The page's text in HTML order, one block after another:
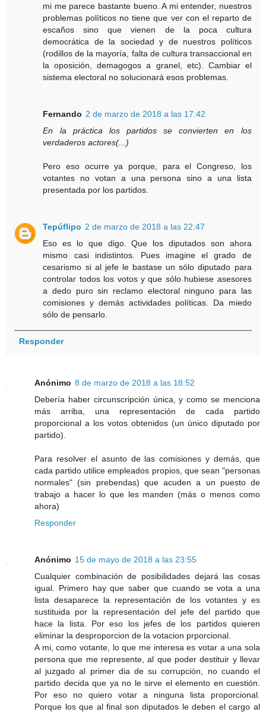
mi me parece bastante bueno. A mi entender, nuestros
problemas políticos no tiene que ver con el reparto de
escaños sino que vienen de la poca cultura
democrática de la sociedad y de nuestros políticos
(rodillos de la mayoría, falta de cultura transaccional en
la oposición, demagogos a granel, etc). Cambiar el
sistema electoral no solucionará esos problemas.
Fernando 2 de marzo de 2018 a las 17:42
En la práctica los partidos se convierten en los
verdaderos actores(...)
Pero eso ocurre ya porque, para el Congreso, los
votantes no votan a una persona sino a una lista
presentada por los partidos.
Tepúflipo 2 de marzo de 2018 a las 22:47
Eso es lo que digo. Que los diputados son ahora
mismo casi indistintos. Pues imagine el grado de
cesarismo si al jefe le bastase un sólo diputado para
controlar todos los votos y que sólo hubiese asesores
a dedo puro sin reclamo electoral ninguno para las
comisiones y demás actividades políticas. Da miedo
sólo de pensarlo.
Responder
Anónimo 8 de marzo de 2018 a las 18:52
Debería haber circunscripción única, y como se menciona
más arriba, una representación de cada partido
proporcional a los votos obtenidos (un único diputado por
partido).
Para resolver el asunto de las comisiones y demás, que
cada partido utilice empleados propios, que sean "personas
normales" (sin prebendas) que acuden a un puesto de
trabajo a hacer lo que les manden (más o menos como
ahora)
Responder
Anónimo 15 de mayo de 2018 a las 23:55
Cualquier combinación de posibilidades dejará las cosas
igual. Primero hay que saber que cuando se vota a una
lista desaparece la representación de los votantes y es
sustituida por la representación del jefe del partido que
hace la lista. Por eso los jefes de los partidos quieren
eliminar la desproporcion de la votacion prporcional.
A mi, como votante, lo que me interesa es votar a una sola
persona que me represente, al que poder destituir y llevar
al juzgado al primer dia de su corrupción, no cuando el
partido decida que ya no le sirve el elemento en cuestión.
Por eso no quiero votar a ninguna lista proporcional.
Porque los que al final son diputados le deben el cargo al